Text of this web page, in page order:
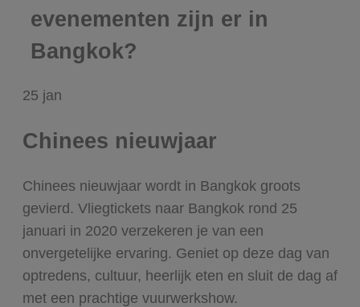
evenementen zijn er in
Bangkok?
25 jan
Chinees nieuwjaar
Chinees nieuwjaar wordt in Bangkok groots
gevierd. Vliegtickets naar Bangkok rond 25
januari in 2020 verzekeren je van een
onvergetelijke ervaring. Geniet op deze dag van
optredens, cultuur, heerlijk eten en sluit de dag af
met een prachtige vuurwerkshow.